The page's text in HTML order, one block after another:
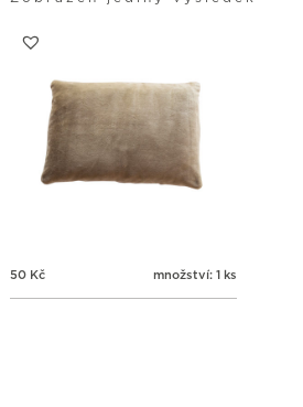
50 Kč množství: 1 ks